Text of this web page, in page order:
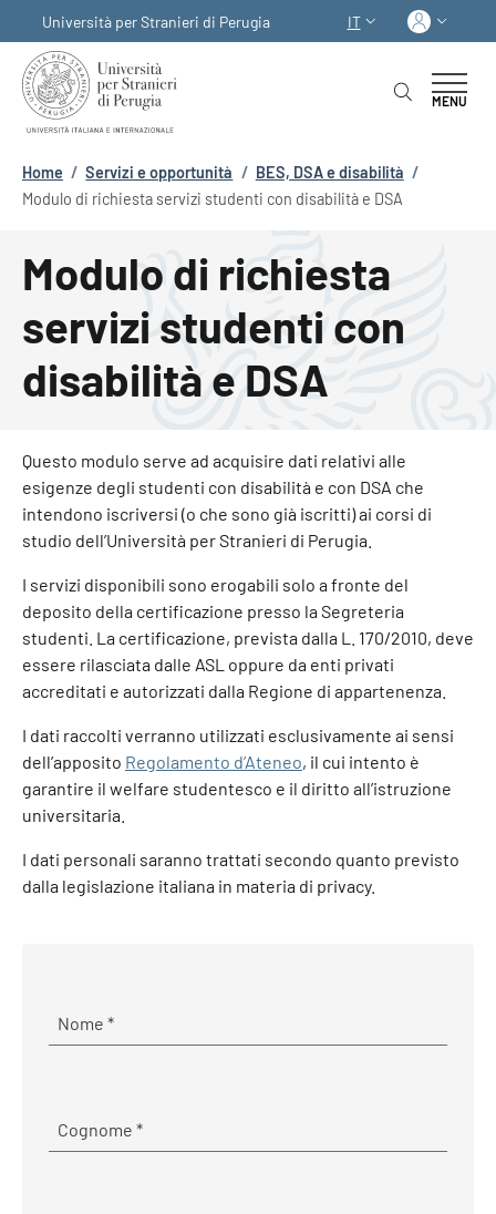
Università per Stranieri di Perugia
SELETTORE LINGUA:
IT
MENU
Briciole di pane
Home / Servizi e opportunità / BES, DSA e disabilità /
Modulo di richiesta servizi studenti con disabilità e DSA
Modulo di richiesta
servizi studenti con
disabilità e DSA
Questo modulo serve ad acquisire dati relativi alle
esigenze degli studenti con disabilità e con DSA che
intendono iscriversi (o che sono già iscritti) ai corsi di
studio dell’Università per Stranieri di Perugia.
I servizi disponibili sono erogabili solo a fronte del
deposito della certificazione presso la Segreteria
studenti. La certificazione, prevista dalla L. 170/2010, deve
essere rilasciata dalle ASL oppure da enti privati
accreditati e autorizzati dalla Regione di appartenenza.
I dati raccolti verranno utilizzati esclusivamente ai sensi
dell’apposito Regolamento d’Ateneo, il cui intento è
garantire il welfare studentesco e il diritto all’istruzione
universitaria.
I dati personali saranno trattati secondo quanto previsto
dalla legislazione italiana in materia di privacy.
Nome *Obbligatorio
Cognome *Obbligatorio